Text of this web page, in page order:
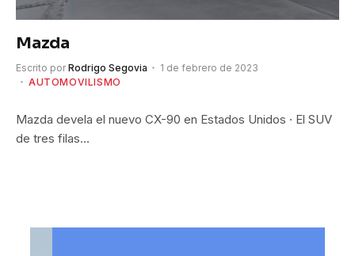
Mazda
Escrito por Rodrigo Segovia
1 de febrero de 2023
AUTOMOVILISMO
Mazda devela el nuevo CX-90 en Estados Unidos · El SUV
de tres filas…